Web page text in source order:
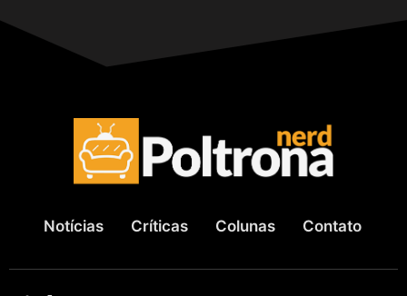
Notícias Críticas Colunas Contato